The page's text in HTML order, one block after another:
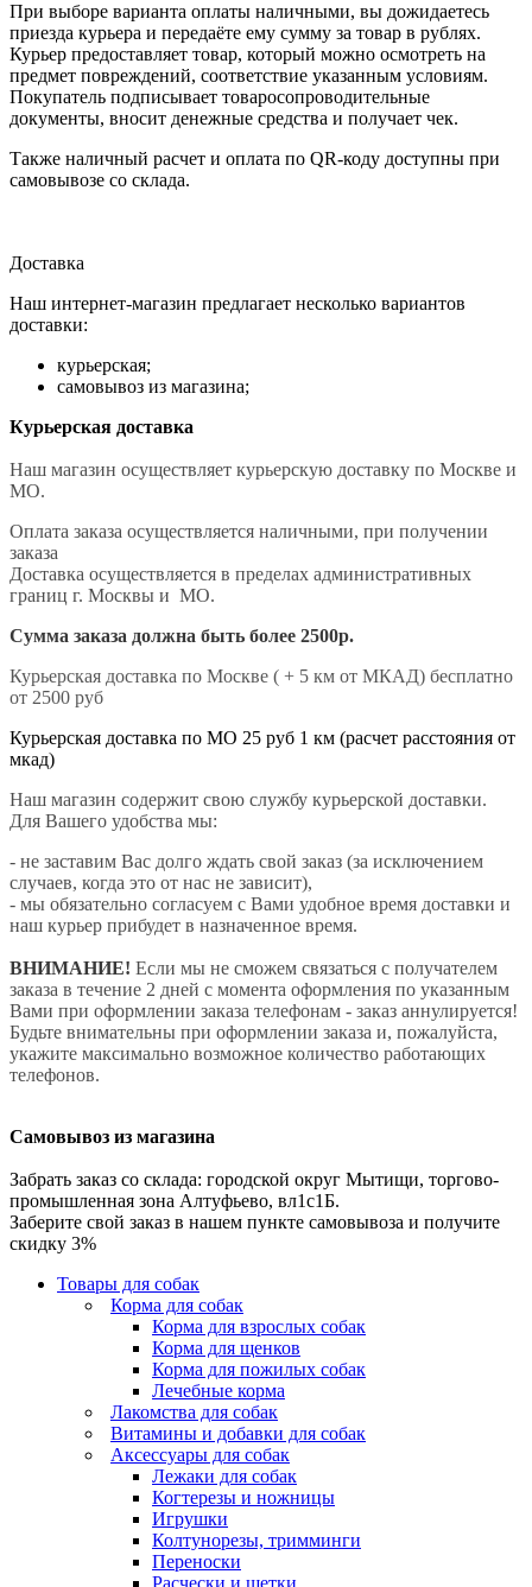
При выборе варианта оплаты наличными, вы дожидаетесь
приезда курьера и передаёте ему сумму за товар в рублях.
Курьер предоставляет товар, который можно осмотреть на
предмет повреждений, соответствие указанным условиям.
Покупатель подписывает товаросопроводительные
документы, вносит денежные средства и получает чек.
Также наличный расчет и оплата по QR-коду доступны при
самовывозе со склада.
Доставка
Наш интернет-магазин предлагает несколько вариантов
доставки:
курьерская;
самовывоз из магазина;
Курьерская доставка
Наш магазин осуществляет курьерскую доставку по Москве и
МО.
Оплата заказа осуществляется наличными, при получении
заказа
Доставка осуществляется в пределах административных
границ г. Москвы и МО.
Сумма заказа должна быть более 2500р.
Курьерская доставка по Москве ( + 5 км от МКАД) бесплатно
от 2500 руб
Курьерская доставка по МО 25 руб 1 км (расчет расстояния от
мкад)
Наш магазин содержит свою службу курьерской доставки.
Для Вашего удобства мы:
- не заставим Вас долго ждать свой заказ (за исключением
случаев, когда это от нас не зависит),
- мы обязательно согласуем с Вами удобное время доставки и
наш курьер прибудет в назначенное время.
ВНИМАНИЕ! Если мы не сможем связаться с получателем
заказа в течение 2 дней с момента оформления по указанным
Вами при оформлении заказа телефонам - заказ аннулируется!
Будьте внимательны при оформлении заказа и, пожалуйста,
укажите максимально возможное количество работающих
телефонов.
Самовывоз из магазина
Забрать заказ со склада: городской округ Мытищи, торгово-
промышленная зона Алтуфьево, вл1с1Б.
Заберите свой заказ в нашем пункте самовывоза и получите
скидку 3%
Товары для собак
Корма для собак
Корма для взрослых собак
Корма для щенков
Корма для пожилых собак
Лечебные корма
Лакомства для собак
Витамины и добавки для собак
Аксессуары для собак
Лежаки для собак
Когтерезы и ножницы
Игрушки
Колтунорезы, тримминги
Переноски